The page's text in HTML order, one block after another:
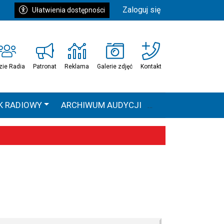
Ułatwienia dostępności Zaloguj się
Radia Patronat Reklama Galerie zdjęć Kontakt
RADIOWY ARCHIWUM AUDYCJI
HEAVEN TOUR